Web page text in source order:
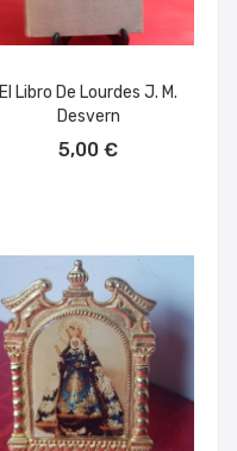
El Libro De Lourdes J. M.
Desvern
5,00 €